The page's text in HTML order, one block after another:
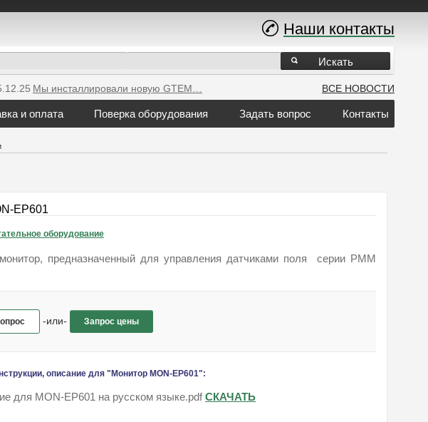
Мы инсталлировали новую GTEM… ВСЕ НОВОСТИ
и оплата Поверка оборудования Задать вопрос Контакты
Искать
Наши контакты
EP601
оборудование
предназначенный для управления датчиками поля серии PMM
-или- Запрос цены
описание для "Монитор MON-EP601":
для MON-EP601 на русском языке.pdfСКАЧАТЬ